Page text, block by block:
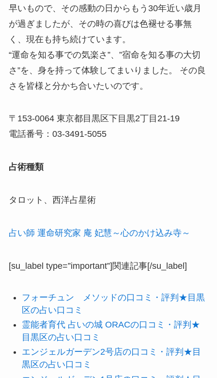
早いもので、その感動の日からもう30年近い歳月
が過ぎましたが、その時の喜びは色褪せる事無
く、現在も持ち続けています。
“運命を知る事での気楽さ”、”宿命を知る事の大切
さ”を、身を持って体験してまいりました。 その良
さを皆様と分かち合いたいのです。
〒153-0064 東京都目黒区下目黒2丁目21-19
電話番号：03-3491-5055
占術種類
タロット、西洋占星術
占い師 運命研究家 庵 妃慧～心のかけ込み寺～
[su_label type=”important”]関連記事[/su_label]
フォーチュン メソッドの口コミ・評判★目黒
区の占い口コミ
霊能者育代 占いの城 ORACの口コミ・評判★
目黒区の占い口コミ
エンジェルガーデン2号店の口コミ・評判★目
黒区の占い口コミ